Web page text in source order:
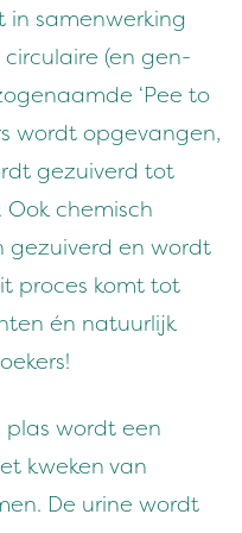
in samen­werk­ing
cir­cu­laire (en gen­
‘Pee to
wordt opgevan­gen,
gezuiverd tot
chemisch
gezuiverd en wordt
pro­ces komt tot
én natu­urlijk
plas wordt een
kweken van
De urine wordt